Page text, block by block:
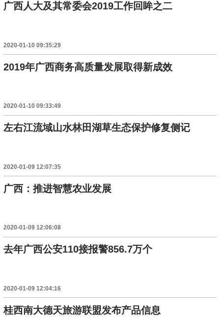
广西人大及其常委会2019工作回眸之二
2020-01-10 09:35:29
2019年广西商务高质量发展取得新成效
2020-01-10 09:33:49
左右江流域山水林田湖草生态保护修复侧记
2020-01-09 12:07:35
广西：推进智慧农业发展
2020-01-09 12:06:08
去年广西公安110接报警856.7万个
2020-01-09 12:04:16
桂西南大德天旅游联盟发布产品信息